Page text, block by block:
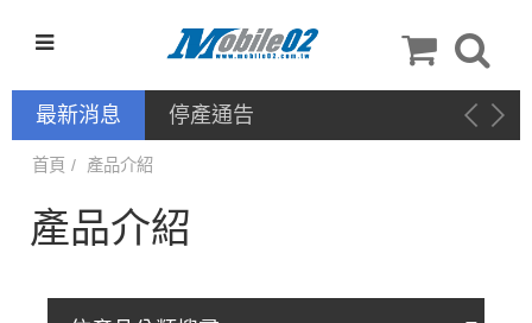
最新消息 停產通告
首頁 產品介紹
產品介紹